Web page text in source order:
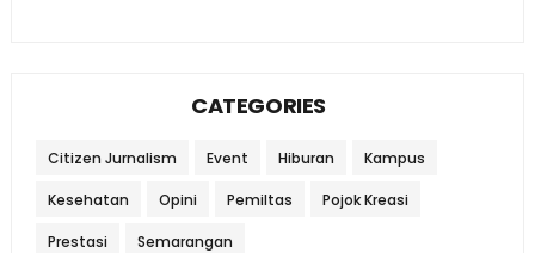
CATEGORIES
Citizen Jurnalism Event Hiburan Kampus
Kesehatan Opini Pemiltas Pojok Kreasi
Prestasi Semarangan